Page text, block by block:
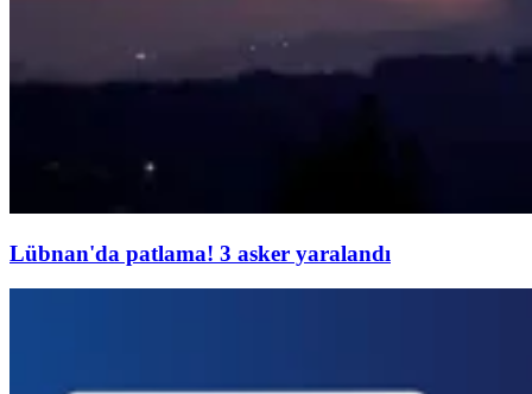
Lübnan'da patlama! 3 asker yaralandı